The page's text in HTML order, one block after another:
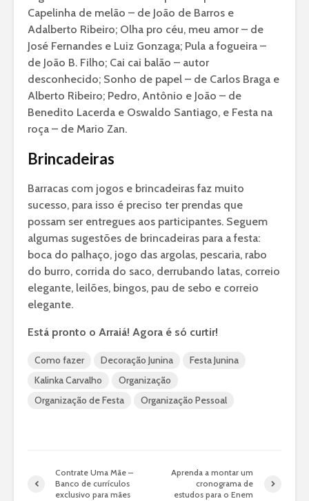
Capelinha de melão – de João de Barros e
Adalberto Ribeiro; Olha pro céu, meu amor – de
José Fernandes e Luiz Gonzaga; Pula a fogueira –
de João B. Filho; Cai cai balão – autor
desconhecido; Sonho de papel – de Carlos Braga e
Alberto Ribeiro; Pedro, Antônio e João – de
Benedito Lacerda e Oswaldo Santiago, e Festa na
roça – de Mario Zan.
Brincadeiras
Barracas com jogos e brincadeiras faz muito
sucesso, para isso é preciso ter prendas que
possam ser entregues aos participantes. Seguem
algumas sugestões de brincadeiras para a festa:
boca do palhaço, jogo das argolas, pescaria, rabo
do burro, corrida do saco, derrubando latas, correio
elegante, leilões, bingos, pau de sebo e correio
elegante.
Está pronto o Arraiá! Agora é só curtir!
Como fazer Decoração Junina
Festa Junina
Kalinka Carvalho
Organização
Organização de Festa
Organização Pessoal
Contrate Uma Mãe –
Banco de currículos
exclusivo para mães
Aprenda a montar um
cronograma de
estudos para o Enem